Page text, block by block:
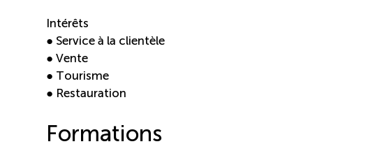
Intérêts
● Service à la clientèle
● Vente
● Tourisme
● Restauration
Formations